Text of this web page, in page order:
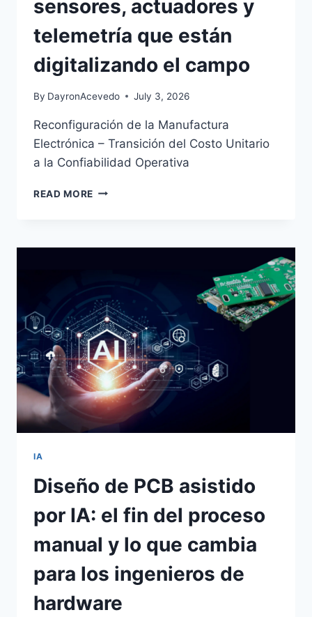
sensores, actuadores y
telemetría que están
digitalizando el campo
By DayronAcevedo July 3, 2026
Reconfiguración de la Manufactura
Electrónica – Transición del Costo Unitario
a la Confiabilidad Operativa
READ MORE
IA
Diseño de PCB asistido
por IA: el fin del proceso
manual y lo que cambia
para los ingenieros de
hardware